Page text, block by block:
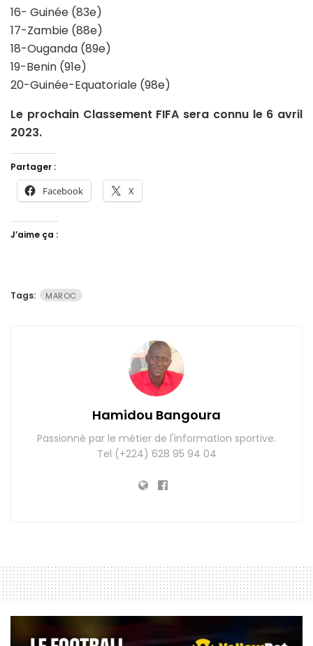
16- Guinée (83e)
17-Zambie (88e)
18-Ouganda (89e)
19-Benin (91e)
20-Guinée-Equatoriale (98e)
Le prochain Classement FIFA sera connu le 6 avril
2023.
Partager :
Facebook X
J’aime ça :
Tags: MAROC
Hamidou Bangoura
Passionné par le métier de l'information sportive.
Tel (+224) 628 95 94 04